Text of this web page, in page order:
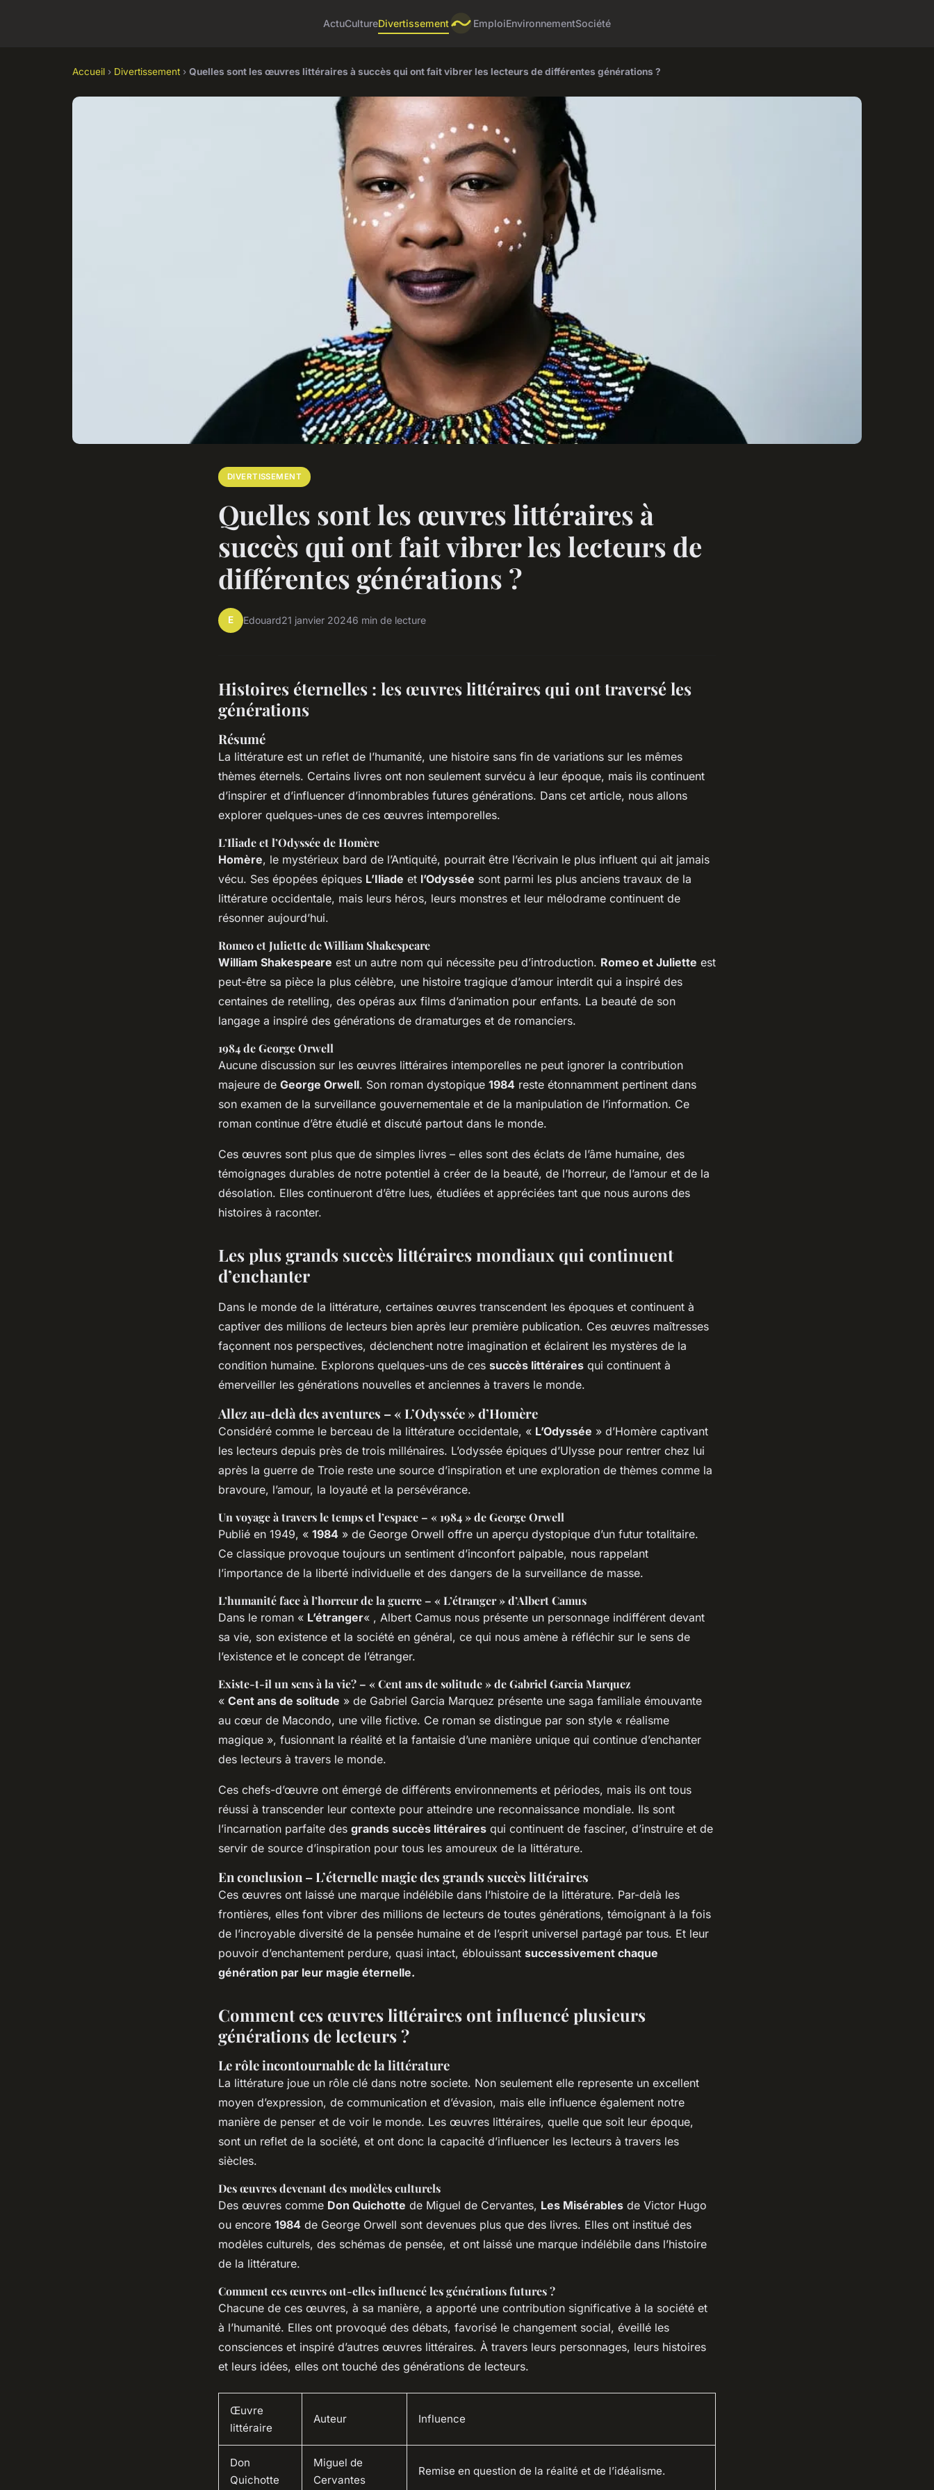
ActuCultureDivertissement EmploiEnvironnementSociété
Accueil › Divertissement › Quelles sont les œuvres littéraires à succès qui ont fait vibrer les lecteurs de différentes générations ?
DIVERTISSEMENT
Quelles sont les œuvres littéraires à
succès qui ont fait vibrer les lecteurs de
différentes générations ?
E Edouard21 janvier 20246 min de lecture
Histoires éternelles : les œuvres littéraires qui ont traversé les
générations
Résumé
La littérature est un reflet de l’humanité, une histoire sans fin de variations sur les mêmes
thèmes éternels. Certains livres ont non seulement survécu à leur époque, mais ils continuent
d’inspirer et d’influencer d’innombrables futures générations. Dans cet article, nous allons
explorer quelques-unes de ces œuvres intemporelles.
L’Iliade et l’Odyssée de Homère
Homère, le mystérieux bard de l’Antiquité, pourrait être l’écrivain le plus influent qui ait jamais
vécu. Ses épopées épiques L’Iliade et l’Odyssée sont parmi les plus anciens travaux de la
littérature occidentale, mais leurs héros, leurs monstres et leur mélodrame continuent de
résonner aujourd’hui.
Romeo et Juliette de William Shakespeare
William Shakespeare est un autre nom qui nécessite peu d’introduction. Romeo et Juliette est
peut-être sa pièce la plus célèbre, une histoire tragique d’amour interdit qui a inspiré des
centaines de retelling, des opéras aux films d’animation pour enfants. La beauté de son
langage a inspiré des générations de dramaturges et de romanciers.
1984 de George Orwell
Aucune discussion sur les œuvres littéraires intemporelles ne peut ignorer la contribution
majeure de George Orwell. Son roman dystopique 1984 reste étonnamment pertinent dans
son examen de la surveillance gouvernementale et de la manipulation de l’information. Ce
roman continue d’être étudié et discuté partout dans le monde.
Ces œuvres sont plus que de simples livres – elles sont des éclats de l’âme humaine, des
témoignages durables de notre potentiel à créer de la beauté, de l’horreur, de l’amour et de la
désolation. Elles continueront d’être lues, étudiées et appréciées tant que nous aurons des
histoires à raconter.
Les plus grands succès littéraires mondiaux qui continuent
d’enchanter
Dans le monde de la littérature, certaines œuvres transcendent les époques et continuent à
captiver des millions de lecteurs bien après leur première publication. Ces œuvres maîtresses
façonnent nos perspectives, déclenchent notre imagination et éclairent les mystères de la
condition humaine. Explorons quelques-uns de ces succès littéraires qui continuent à
émerveiller les générations nouvelles et anciennes à travers le monde.
Allez au-delà des aventures – « L’Odyssée » d’Homère
Considéré comme le berceau de la littérature occidentale, « L’Odyssée » d’Homère captivant
les lecteurs depuis près de trois millénaires. L’odyssée épiques d’Ulysse pour rentrer chez lui
après la guerre de Troie reste une source d’inspiration et une exploration de thèmes comme la
bravoure, l’amour, la loyauté et la persévérance.
Un voyage à travers le temps et l’espace – « 1984 » de George Orwell
Publié en 1949, « 1984 » de George Orwell offre un aperçu dystopique d’un futur totalitaire.
Ce classique provoque toujours un sentiment d’inconfort palpable, nous rappelant
l’importance de la liberté individuelle et des dangers de la surveillance de masse.
L’humanité face à l’horreur de la guerre – « L’étranger » d’Albert Camus
Dans le roman « L’étranger« , Albert Camus nous présente un personnage indifférent devant
sa vie, son existence et la société en général, ce qui nous amène à réfléchir sur le sens de
l’existence et le concept de l’étranger.
Existe-t-il un sens à la vie? – « Cent ans de solitude » de Gabriel Garcia Marquez
« Cent ans de solitude » de Gabriel Garcia Marquez présente une saga familiale émouvante
au cœur de Macondo, une ville fictive. Ce roman se distingue par son style « réalisme
magique », fusionnant la réalité et la fantaisie d’une manière unique qui continue d’enchanter
des lecteurs à travers le monde.
Ces chefs-d’œuvre ont émergé de différents environnements et périodes, mais ils ont tous
réussi à transcender leur contexte pour atteindre une reconnaissance mondiale. Ils sont
l’incarnation parfaite des grands succès littéraires qui continuent de fasciner, d’instruire et de
servir de source d’inspiration pour tous les amoureux de la littérature.
En conclusion – L’éternelle magie des grands succès littéraires
Ces œuvres ont laissé une marque indélébile dans l’histoire de la littérature. Par-delà les
frontières, elles font vibrer des millions de lecteurs de toutes générations, témoignant à la fois
de l’incroyable diversité de la pensée humaine et de l’esprit universel partagé par tous. Et leur
pouvoir d’enchantement perdure, quasi intact, éblouissant successivement chaque
génération par leur magie éternelle.
Comment ces œuvres littéraires ont influencé plusieurs
générations de lecteurs ?
Le rôle incontournable de la littérature
La littérature joue un rôle clé dans notre societe. Non seulement elle represente un excellent
moyen d’expression, de communication et d’évasion, mais elle influence également notre
manière de penser et de voir le monde. Les œuvres littéraires, quelle que soit leur époque,
sont un reflet de la société, et ont donc la capacité d’influencer les lecteurs à travers les
siècles.
Des œuvres devenant des modèles culturels
Des œuvres comme Don Quichotte de Miguel de Cervantes, Les Misérables de Victor Hugo
ou encore 1984 de George Orwell sont devenues plus que des livres. Elles ont institué des
modèles culturels, des schémas de pensée, et ont laissé une marque indélébile dans l’histoire
de la littérature.
Comment ces œuvres ont-elles influencé les générations futures ?
Chacune de ces œuvres, à sa manière, a apporté une contribution significative à la société et
à l’humanité. Elles ont provoqué des débats, favorisé le changement social, éveillé les
consciences et inspiré d’autres œuvres littéraires. À travers leurs personnages, leurs histoires
et leurs idées, elles ont touché des générations de lecteurs.
Œuvre
littéraire
Auteur Influence
Don
Quichotte
Miguel de
Cervantes
Remise en question de la réalité et de l’idéalisme.